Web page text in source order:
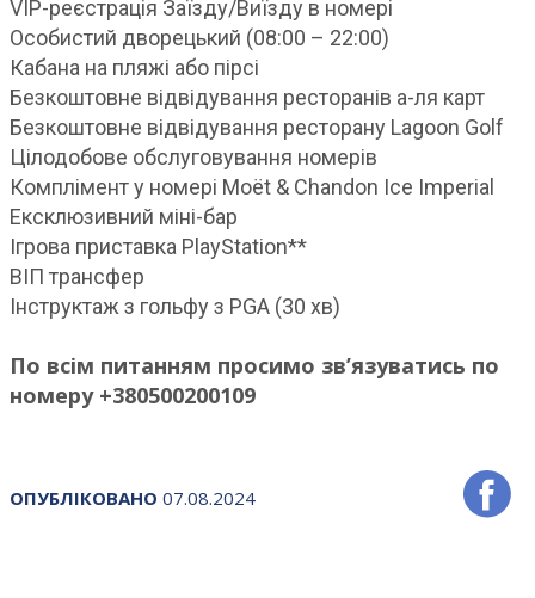
VIP-реєстрація Заїзду/Виїзду в номері
Особистий дворецький (08:00 – 22:00)
Кабана на пляжі або пірсі
Безкоштовне відвідування ресторанів а-ля карт
Безкоштовне відвідування ресторану Lagoon Golf
Цілодобове обслуговування номерів
Комплімент у номері Moët & Chandon Ice Imperial
Ексклюзивний міні-бар
Ігрова приставка PlayStation**
ВІП трансфер
Інструктаж з гольфу з PGA (30 хв)
По всім питанням просимо зв’язуватись по
номеру +380500200109
ОПУБЛІКОВАНО 07.08.2024